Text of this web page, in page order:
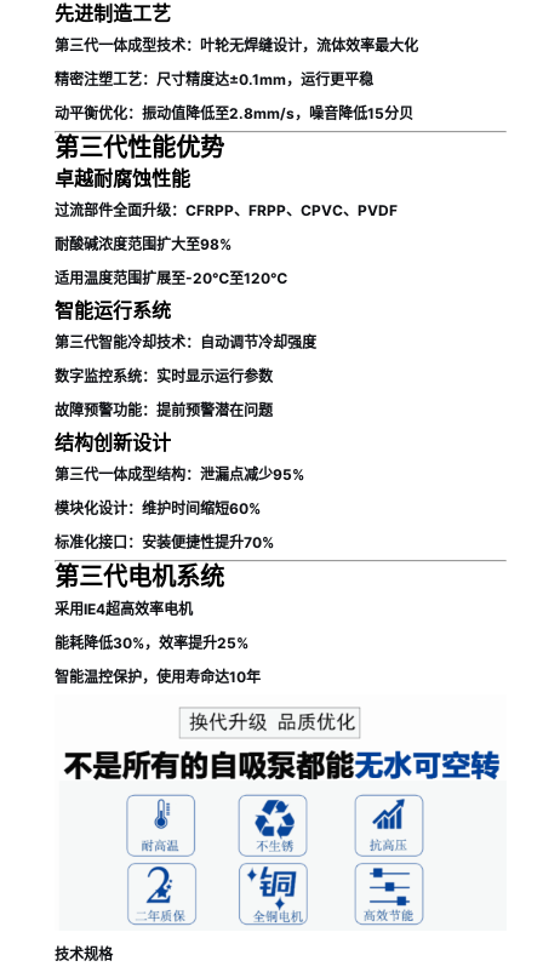
先进制造工艺
第三代一体成型技术：叶轮无焊缝设计，流体效率最大化
精密注塑工艺：尺寸精度达±0.1mm，运行更平稳
动平衡优化：振动值降低至2.8mm/s，噪音降低15分贝
第三代性能优势
卓越耐腐蚀性能
过流部件全面升级：CFRPP、FRPP、CPVC、PVDF
耐酸碱浓度范围扩大至98%
适用温度范围扩展至-20℃至120℃
智能运行系统
第三代智能冷却技术：自动调节冷却强度
数字监控系统：实时显示运行参数
故障预警功能：提前预警潜在问题
结构创新设计
第三代一体成型结构：泄漏点减少95%
模块化设计：维护时间缩短60%
标准化接口：安装便捷性提升70%
第三代电机系统
采用IE4超高效率电机
能耗降低30%，效率提升25%
智能温控保护，使用寿命达10年
技术规格